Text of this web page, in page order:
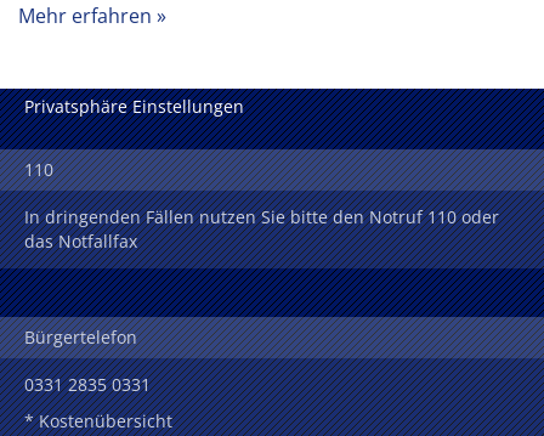
Mehr erfahren
Privatsphäre Einstellungen
110
In dringenden Fällen nutzen Sie bitte den Notruf 110 oder
das Notfallfax
Bürgertelefon
0331 2835 0331
* Kostenübersicht